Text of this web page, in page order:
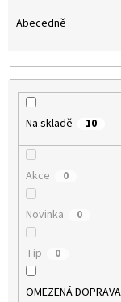
p
Abecedně
Na skladě 10
Akce 0
Novinka 0
Tip 0
OMEZENÁ DOPRAVA